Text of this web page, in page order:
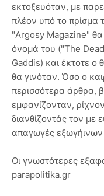
εκτοξευόταν, με
πλέον υπό το πρίσμα
"Argosy Magazine" θα
όνομά του ("The
Gaddis) και έκτοτε ο
θα γινόταν. Όσο ο
περισσότερα άρθρα,
εμφανίζονταν,
διανθίζοντάς τον με
απαγωγές εξωγήινων
Οι γνωστότερες
parapolitika.gr